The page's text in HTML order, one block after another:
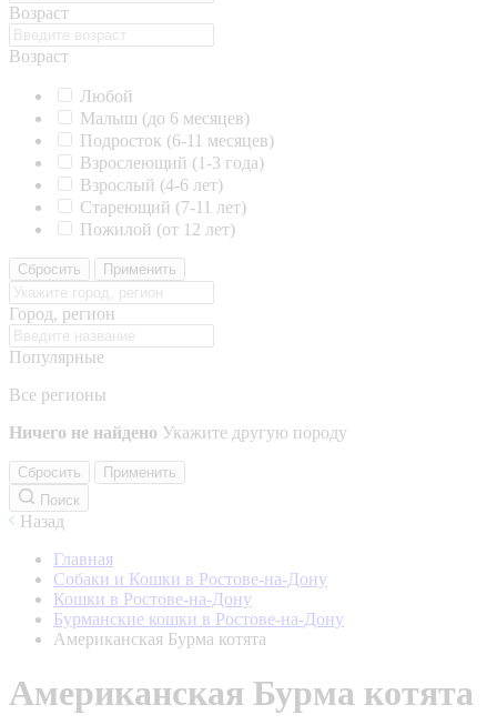
Возраст
Возраст
Любой
Малыш (до 6 месяцев)
Подросток (6-11 месяцев)
Взрослеющий (1-3 года)
Взрослый (4-6 лет)
Стареющий (7-11 лет)
Пожилой (от 12 лет)
Сбросить Применить
Город, регион
Популярные
Все регионы
Ничего не найдено Укажите другую породу
Сбросить
Применить
Поиск
Назад
Главная
Собаки и Кошки в Ростове-на-Дону
Кошки в Ростове-на-Дону
Бурманские кошки в Ростове-на-Дону
Американская Бурма котята
Американская Бурма котята